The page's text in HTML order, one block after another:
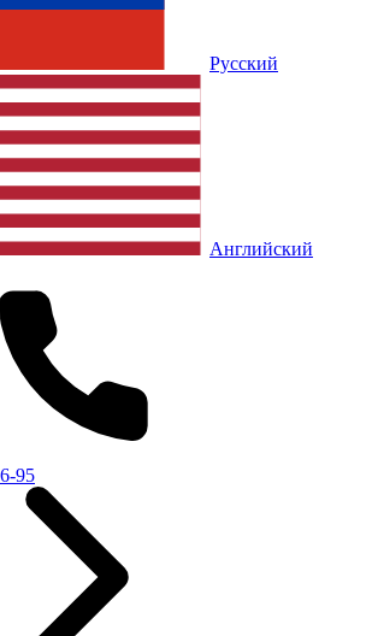
Русский
Английский
95